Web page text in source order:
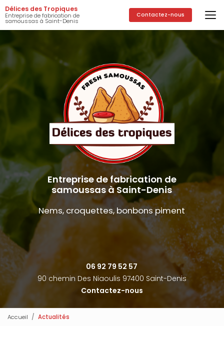
Aller
au
contenu
principal
Délices des Tropiques
Entreprise de fabrication de
samoussas à Saint-Denis
Contactez-nous
Entreprise de fabrication de
samoussas à Saint-Denis
Nems, croquettes, bonbons piment
06 92 79 52 57
90 chemin Des Niaoulis 97400 Saint-Denis
Contactez-nous
Accueil Actualités